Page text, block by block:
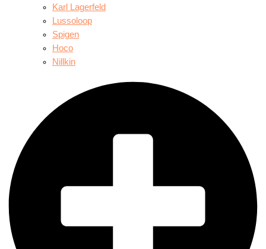
Karl Lagerfeld
Lussoloop
Spigen
Hoco
Nillkin